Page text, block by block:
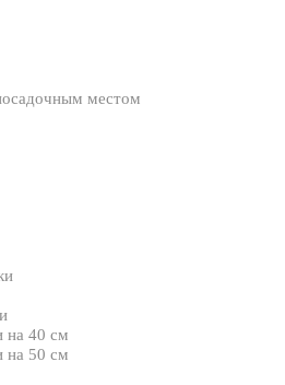
местом
на 40 см
на 50 см